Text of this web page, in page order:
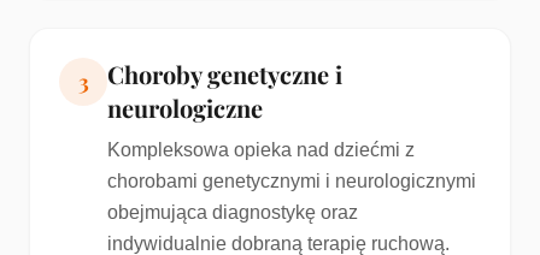
3
Choroby genetyczne i
neurologiczne
Kompleksowa opieka nad dziećmi z
chorobami genetycznymi i neurologicznymi
obejmująca diagnostykę oraz
indywidualnie dobraną terapię ruchową.